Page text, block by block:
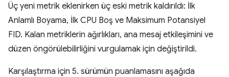
Üç yeni metrik eklenirken üç eski metrik kaldırıldı: İlk
Anlamlı Boyama, İlk CPU Boş ve Maksimum Potansiyel
FID. Kalan metriklerin ağırlıkları, ana mesaj etkileşimini ve
düzen öngörülebilirliğini vurgulamak için değiştirildi.
Karşılaştırma için 5. sürümün puanlamasını aşağıda